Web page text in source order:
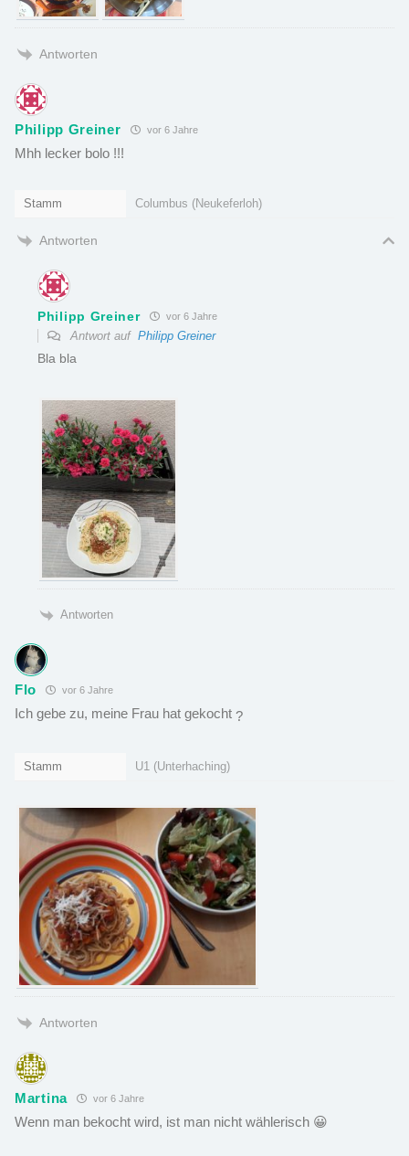
Antworten
Philipp Greiner vor 6 Jahre
Mhh lecker bolo !!!
Stamm Columbus (Neukeferloh)
Antworten
Philipp Greiner vor 6 Jahre
Antwort auf Philipp Greiner
Bla bla
Antworten
Flo vor 6 Jahre
Ich gebe zu, meine Frau hat gekocht ?
Stamm U1 (Unterhaching)
Antworten
Martina vor 6 Jahre
Wenn man bekocht wird, ist man nicht wählerisch 😀